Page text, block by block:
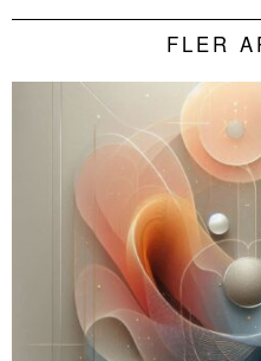
FLER